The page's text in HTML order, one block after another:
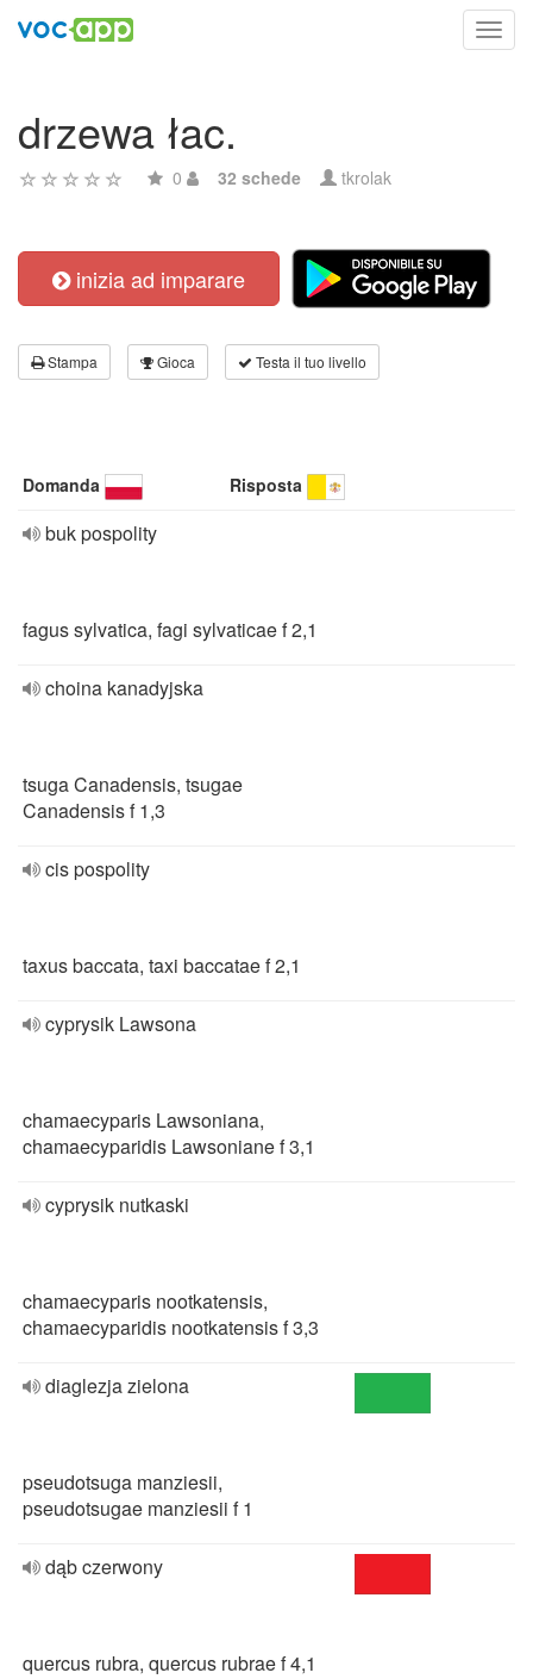
drzewa łac.
0 32 schede tkrolak
inizia ad imparare
Stampa Gioca Testa il tuo livello
Domanda Risposta
buk pospolity
fagus sylvatica, fagi sylvaticae f 2,1
choina kanadyjska
tsuga Canadensis, tsugae
Canadensis f 1,3
cis pospolity
taxus baccata, taxi baccatae f 2,1
cyprysik Lawsona
chamaecyparis Lawsoniana,
chamaecyparidis Lawsoniane f 3,1
cyprysik nutkaski
chamaecyparis nootkatensis,
chamaecyparidis nootkatensis f 3,3
diaglezja zielona
pseudotsuga manziesii,
pseudotsugae manziesii f 1
dąb czerwony
quercus rubra, quercus rubrae f 4,1